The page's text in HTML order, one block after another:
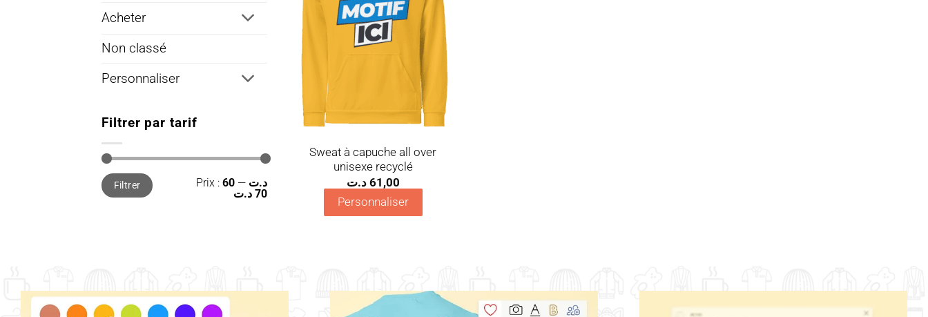
Acheter
Non classé
Personnaliser
Filtrer par tarif
Prix
min
Prix
maxFiltrer Prix : 60 د.ت —
70 د.ت
Sweat à capuche all over
unisexe recyclé
61,00 د.ت
Personnaliser